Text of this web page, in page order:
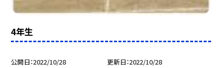
4年生
公開日 2022/10/28 更新日 2022/10/28